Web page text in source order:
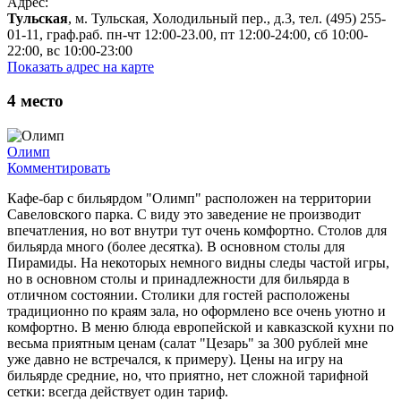
Тульская, м. Тульская, Холодильный пер., д.3, тел. (495) 255-
01-11, граф.раб. пн-чт 12:00-23.00, пт 12:00-24:00, сб 10:00-
22:00, вс 10:00-23:00
Показать адрес на карте
4 место
Олимп
Комментировать
Кафе-бар с бильярдом "Олимп" расположен на территории
Савеловского парка. С виду это заведение не производит
впечатления, но вот внутри тут очень комфортно. Столов для
бильярда много (более десятка). В основном столы для
Пирамиды. На некоторых немного видны следы частой игры,
но в основном столы и принадлежности для бильярда в
отличном состоянии. Столики для гостей расположены
традиционно по краям зала, но оформлено все очень уютно и
комфортно. В меню блюда европейской и кавказской кухни по
весьма приятным ценам (салат "Цезарь" за 300 рублей мне
уже давно не встречался, к примеру). Цены на игру на
бильярде средние, но, что приятно, нет сложной тарифной
сетки: всегда действует один тариф.